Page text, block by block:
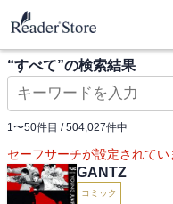
“すべて”の検索結果
1〜50件目 / 504,027件中
セーフサーチが設定されてい
GANTZ
コミック